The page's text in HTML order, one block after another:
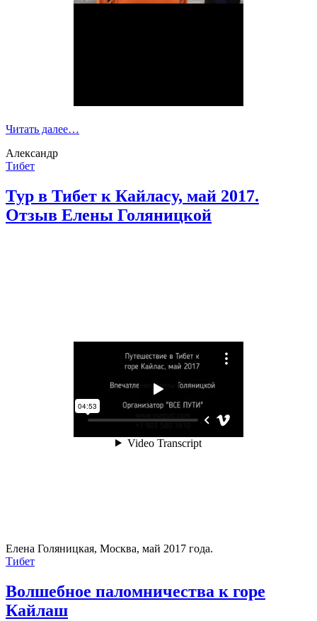
Читать далее…
Александр
Тибет
Тур в Тибет к Кайласу, май 2017.
Отзыв Елены Голяницкой
Елена Голяницкая, Москва, май 2017 года.
Тибет
Волшебное паломничества к горе
Кайлаш